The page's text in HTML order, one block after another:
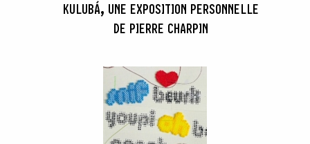
KULUBÁ, UNE EXPOSITION PERSONNELLE
DE PIERRE CHARPIN